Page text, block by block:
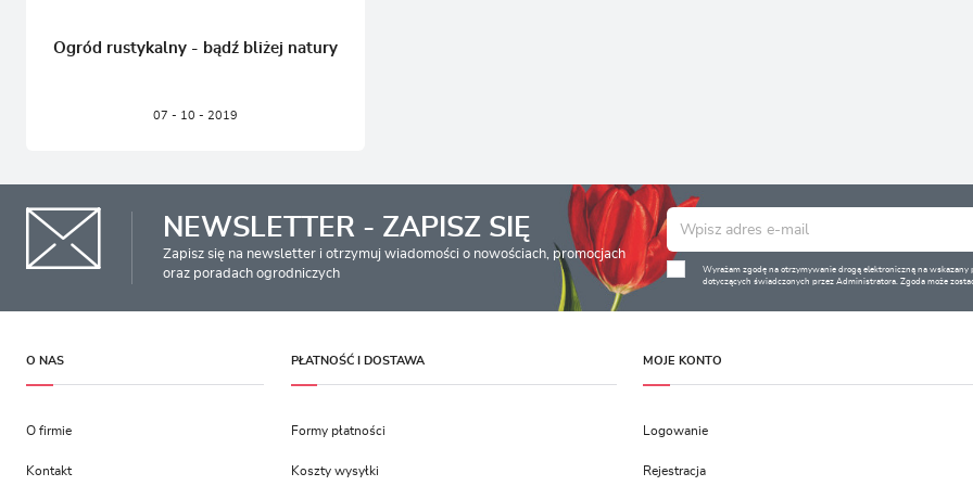
Ogród rustykalny - bądź bliżej natury
07 - 10 - 2019
NEWSLETTER - ZAPISZ SIĘ
Zapisz się na newsletter i otrzymuj wiadomości o nowościach, promocjach
oraz poradach ogrodniczych
Wyrażam zgodę na otrzymywanie drogą elektroniczną na wskazany
dotyczących świadczonych przez Administratora. Zgoda może
O NAS
O firmie
Kontakt
PŁATNOŚĆ I DOSTAWA
Formy płatności
Koszty wysyłki
MOJE KONTO
Logowanie
Rejestracja